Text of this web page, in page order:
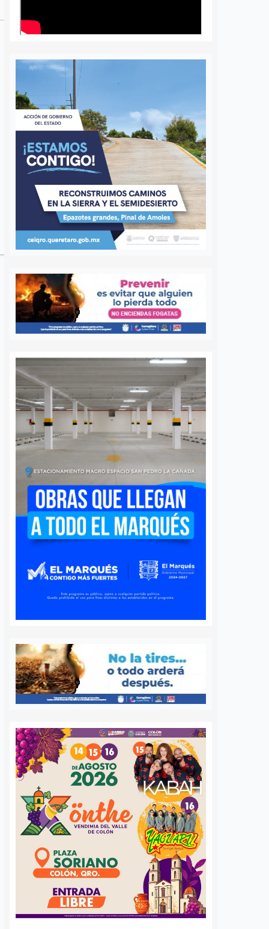
de
en Querétaro;
la detección
5 agosto, 2026
el Municipio de
impulsadas
Querétaro correrá por
la fe; anuncian la
carrera “Corre por tu
llamado 2026”
José Morales
La Diócesis de Querétaro realizará
el próximo 22 de agosto la carrera
“Corre por tu llamado 2026”, una
VER MÁS
Adiós a los
“apartados”: El
Detienen a
autor